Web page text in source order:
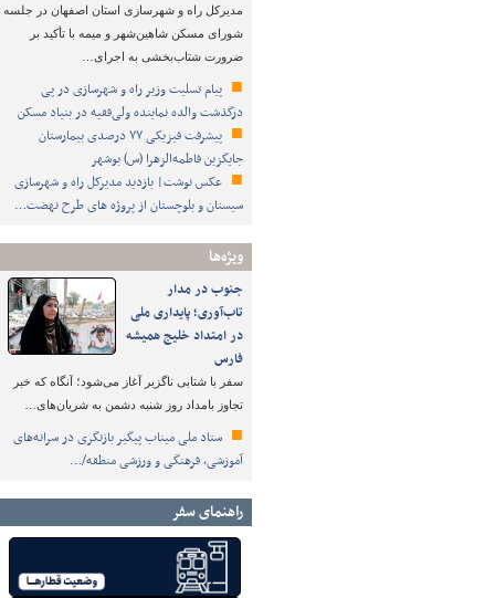
مدیرکل راه و شهرسازی استان اصفهان در جلسه
شورای مسکن شاهین‌شهر و میمه با تأکید بر
ضرورت شتاب‌بخشی به اجرای…
پیام تسلیت وزیر راه و شهرسازی در پی
درگذشت والده نماینده ولی‌فقیه در بنیاد مسکن
پیشرفت فیزیکی ۷۷ درصدی بیمارستان
جایگزین فاطمه‌الزهرا (س) بوشهر
عکس نوشت| بازدید مدیرکل راه و شهرسازی
سیستان و بلوچستان از پروژه های طرح نهضت…
ویژه‌ها
جنوب در مدار
تاب‌آوری؛ پایداری ملی
در امتداد خلیج همیشه
فارس
سفر با شتابی ناگزیر آغاز می‌شود؛ آنگاه که خبر
تجاوز بامداد روز شنبه دشمن به شریان‌های…
ستاد ملی میناب پیگیر بازنگری در سرانه‌های
آموزشی، فرهنگی و ورزشی منطقه/…
راهنمای سفر